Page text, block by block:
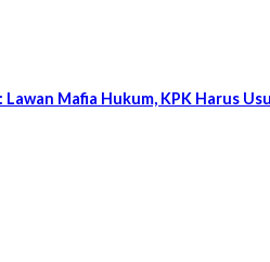
Mafia Hukum, KPK Harus